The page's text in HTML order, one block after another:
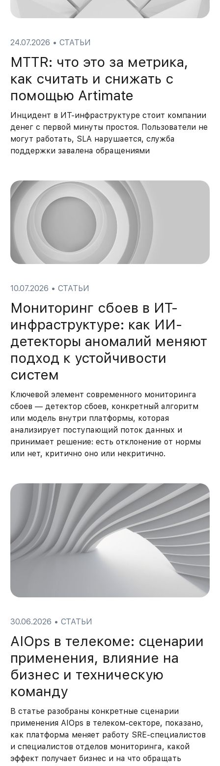
24.07.2026 • СТАТЬИ
MTTR: что это за метрика,
как считать и снижать с
помощью Artimate
Инцидент в ИТ-инфраструктуре стоит компании
денег с первой минуты простоя. Пользователи не
могут работать, SLA нарушается, служба
поддержки завалена обращениями
10.07.2026 • СТАТЬИ
Мониторинг сбоев в ИТ-
инфраструктуре: как ИИ-
детекторы аномалий меняют
подход к устойчивости
систем
Ключевой элемент современного мониторинга
сбоев — детектор сбоев, конкретный алгоритм
или модель внутри платформы, которая
анализирует поступающий поток данных и
принимает решение: есть отклонение от нормы
или нет, критично оно или некритично.
30.06.2026 • СТАТЬИ
AIOps в телекоме: сценарии
применения, влияние на
бизнес и техническую
команду
В статье разобраны конкретные сценарии
применения AIOps в телеком-секторе, показано,
как платформа меняет работу SRE-специалистов
и специалистов отделов мониторинга, какой
эффект получает бизнес и на что обращать